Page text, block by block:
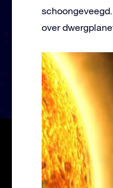
over